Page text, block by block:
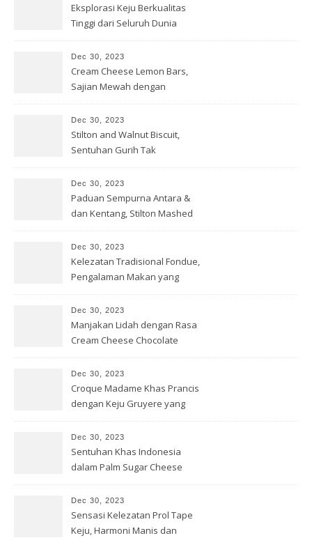
Eksplorasi Keju Berkualitas
Tinggi dari Seluruh Dunia
Dec 30, 2023
Cream Cheese Lemon Bars,
Sajian Mewah dengan
Dec 30, 2023
Stilton and Walnut Biscuit,
Sentuhan Gurih Tak
Dec 30, 2023
Paduan Sempurna Antara &
dan Kentang, Stilton Mashed
Dec 30, 2023
Kelezatan Tradisional Fondue,
Pengalaman Makan yang
Dec 30, 2023
Manjakan Lidah dengan Rasa
Cream Cheese Chocolate
Dec 30, 2023
Croque Madame Khas Prancis
dengan Keju Gruyere yang
Dec 30, 2023
Sentuhan Khas Indonesia
dalam Palm Sugar Cheese
Dec 30, 2023
Sensasi Kelezatan Prol Tape
Keju, Harmoni Manis dan